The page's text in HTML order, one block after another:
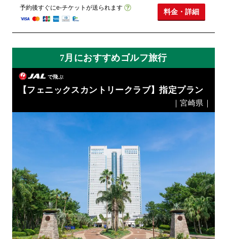
予約後すぐにe-チケットが送られます
料金・詳細
7月におすすめゴルフ旅行
で飛ぶ
【フェニックスカントリークラブ】指定プラン
｜宮崎県｜